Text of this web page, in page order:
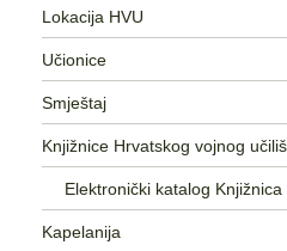
Lokacija HVU
Učionice
Smještaj
Knjižnice Hrvatskog vojnog
Elektronički katalog Knjižnica
Kapelanija